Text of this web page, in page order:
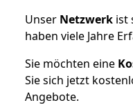
Unser Netzwerk ist
haben viele Jahre
Sie möchten eine
Sie sich jetzt
Angebote.